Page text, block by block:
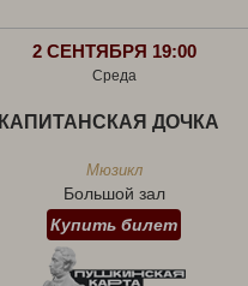
2 СЕНТЯБРЯ 19:00
Среда
КАПИТАНСКАЯ ДОЧКА
Мюзикл
Большой зал
Купить билет